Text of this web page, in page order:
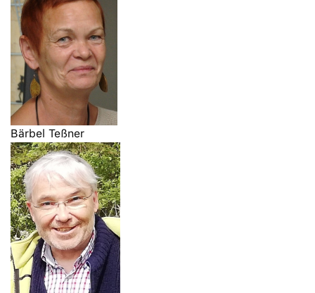
Bärbel Teßner